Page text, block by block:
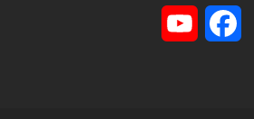
Facebook